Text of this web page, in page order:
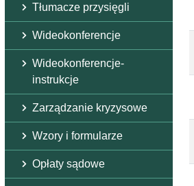
Tłumacze przysięgli
Wideokonferencje
Wideokonferencje-
instrukcje
Zarządzanie kryzysowe
Wzory i formularze
Opłaty sądowe